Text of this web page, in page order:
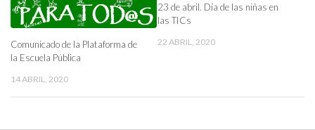
Comunicado de la Plataforma de
la Escuela Pública
14 ABRIL, 2020
23 de abril. Día de las niñas en
las TICs
22 ABRIL, 2020